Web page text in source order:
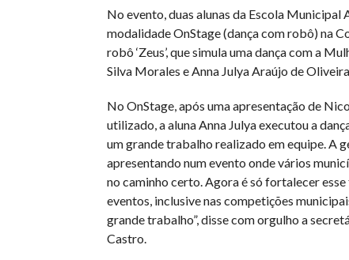
No evento, duas alunas da Escola
modalidade OnStage (dança com robô) na
robô ‘Zeus’, que simula uma dança com a
Silva Morales e Anna Julya Araújo de
No OnStage, após uma apresentação de
utilizado, a aluna Anna Julya executou a
um grande trabalho realizado em equipe. A
apresentando num evento onde vários
no caminho certo. Agora é só fortalecer
eventos, inclusive nas competições
grande trabalho”, disse com orgulho a
Castro.